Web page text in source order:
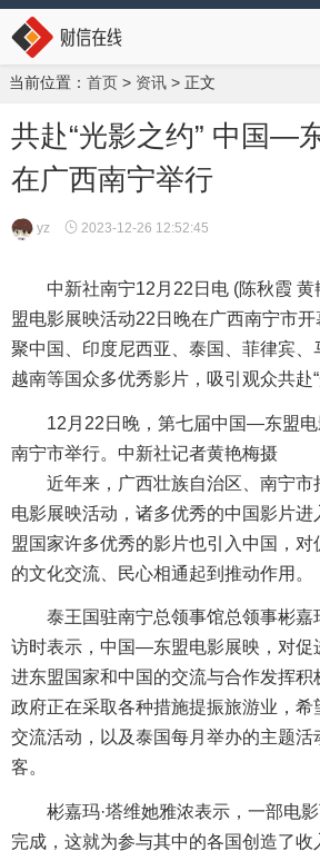
当前位置： 首页 > 资讯 > 正文
共赴“光影之约” 中国—
在广西南宁举行
yz 2023-12-26 12:52:45
中新社南宁12月22日电 (陈秋霞 黄
盟电影展映活动22日晚在广西南宁市
聚中国、印度尼西亚、泰国、菲律宾、
越南等国众多优秀影片，吸引观众共赴“
12月22日晚，第七届中国—东盟
南宁市举行。中新社记者黄艳梅摄
近年来，广西壮族自治区、南宁市
电影展映活动，诸多优秀的中国影片
盟国家许多优秀的影片也引入中国，对
的文化交流、民心相通起到推动作用。
泰王国驻南宁总领事馆总领事彬嘉
访时表示，中国—东盟电影展映，对促
进东盟国家和中国的交流与合作发挥积
政府正在采取各种措施提振旅游业，希
交流活动，以及泰国每月举办的主题活
客。
彬嘉玛·塔维她雅浓表示，一部电影
完成，这就为参与其中的各国创造了收